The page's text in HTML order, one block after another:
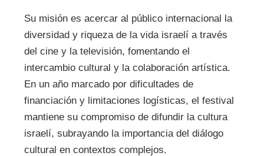
Su misión es acercar al público internacional la
diversidad y riqueza de la vida israelí a través
del cine y la televisión, fomentando el
intercambio cultural y la colaboración artística.
En un año marcado por dificultades de
financiación y limitaciones logísticas, el festival
mantiene su compromiso de difundir la cultura
israelí, subrayando la importancia del diálogo
cultural en contextos complejos.